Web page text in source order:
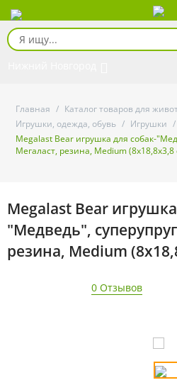
Главная / Каталог товаров для
Игрушки, одежда, обувь / Игрушки /
Megalast Bear игрушка для собак-
Мегаласт, резина, Medium (8х18,8х3,8
Megalast Bear
"Медведь",
резина, Medium
0 Отзывов